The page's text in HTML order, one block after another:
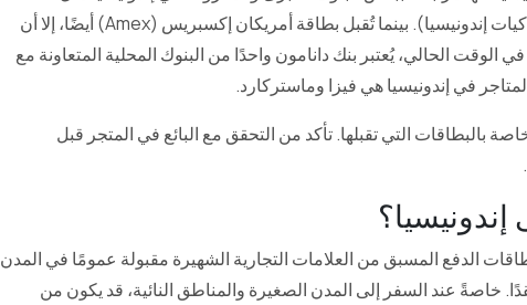
(بنك نيجارا إندونيسيا)، CIMB نياغا، ماندييري، BRI (بنك راكيات إندونيسيا). بينما تُقبل بطاقة أمريكان إكسبريس (Amex) أيضًا، إلا أن
الوقت الحالي، يُعتبر بنك دانامون واحدًا من البنوك المحلية المتعاونة مع
بالبطاقات التي تقبلها. تأكد من التحقق مع البائع في المتجر قبل
الدفع المسبق من العلامات التجارية الشهيرة مقبولة عمومًا في المدن
خاصةً عند السفر إلى المدن الصغيرة والمناطق النائية، قد يكون من